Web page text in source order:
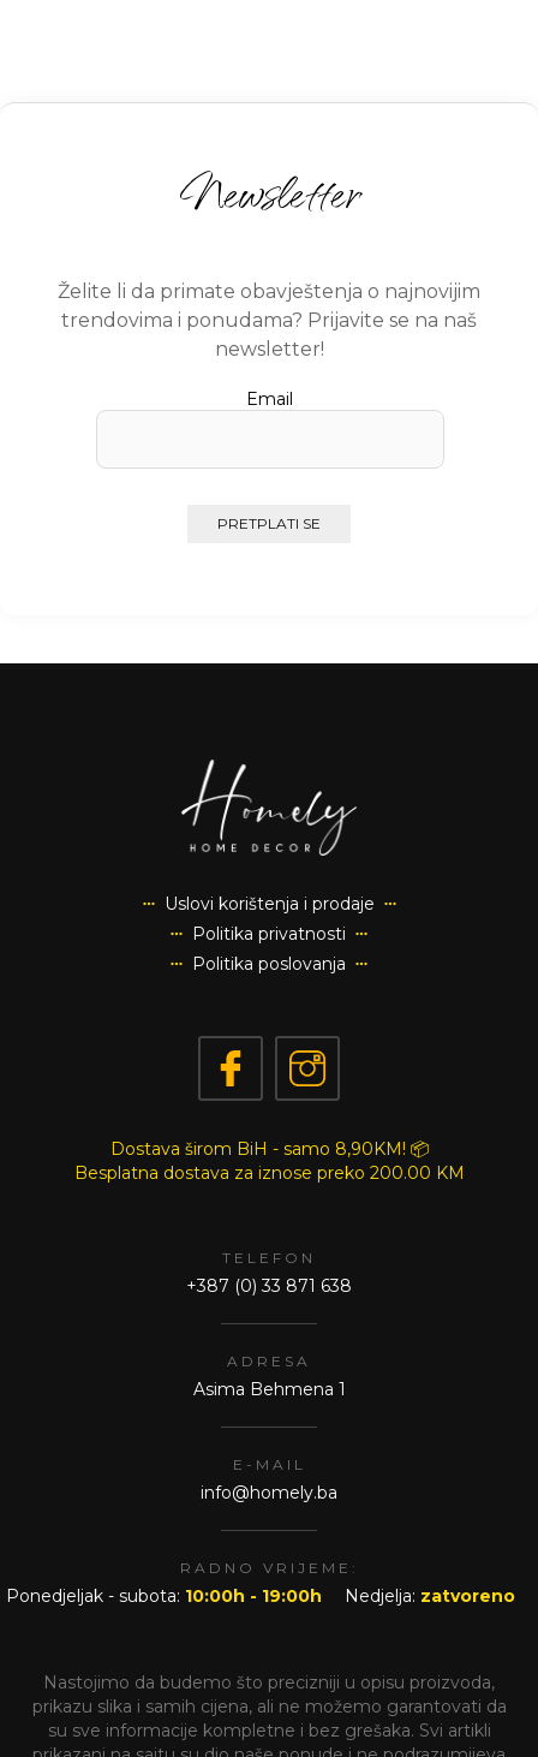
Newsletter
Želite li da primate obavještenja o najnovijim
trendovima i ponudama? Prijavite se na naš
newsletter!
Email
Uslovi korištenja i prodaje
Politika privatnosti
Politika poslovanja
Dostava širom BiH - samo 8,90KM! 📦
Besplatna dostava za iznose preko 200.00 KM
TELEFON
+387 (0) 33 871 638
ADRESA
Asima Behmena 1
E-MAIL
info@homely.ba
RADNO VRIJEME:
Ponedjeljak - subota: 10:00h - 19:00h Nedjelja: zatvoreno
Nastojimo da budemo što precizniji u opisu proizvoda,
prikazu slika i samih cijena, ali ne možemo garantovati da
su sve informacije kompletne i bez grešaka. Svi artikli